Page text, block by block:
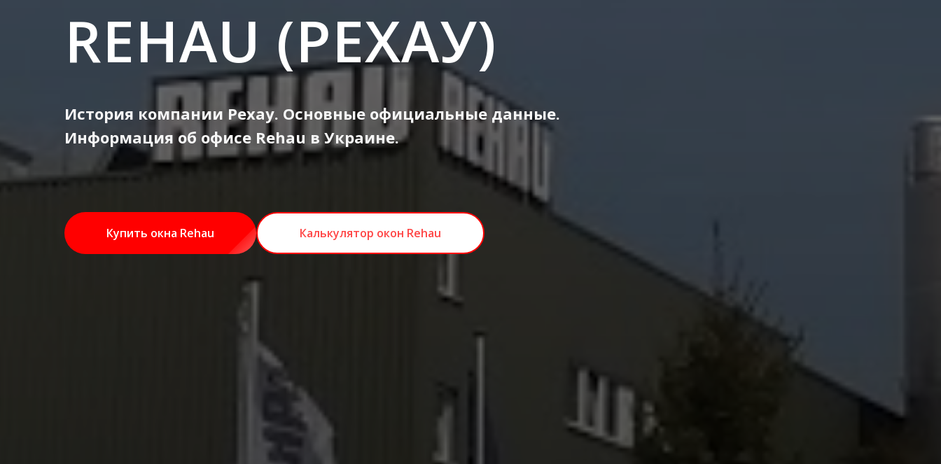
REHAU (РЕХАУ)
История компании Рехау. Основные официальные данные.
Информация об офисе Rehau в Украине.
Купить окна Rehau Калькулятор окон Rehau